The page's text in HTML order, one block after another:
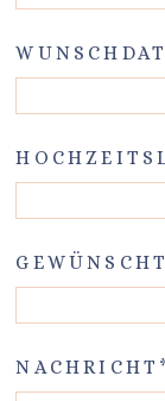
NACHRICHT